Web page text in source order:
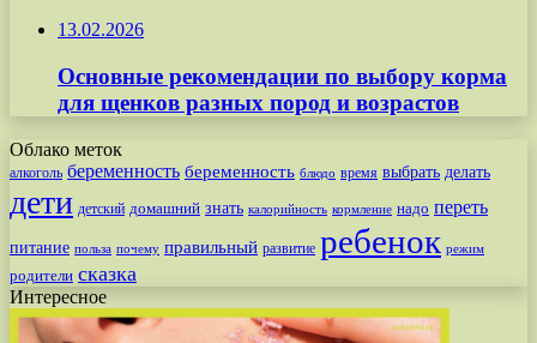
13.02.2026
Основные рекомендации по выбору корма
для щенков разных пород и возрастов
Облако меток
алкоголь беременность беременность блюдо время выбрать делать
дети детский домашний знать калорийность кормление надо переть
питание польза почему правильный развитие ребенок режим
родители сказка
Интересное